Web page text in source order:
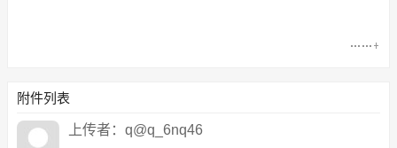
附件列表
上传者：q@q_6nq46